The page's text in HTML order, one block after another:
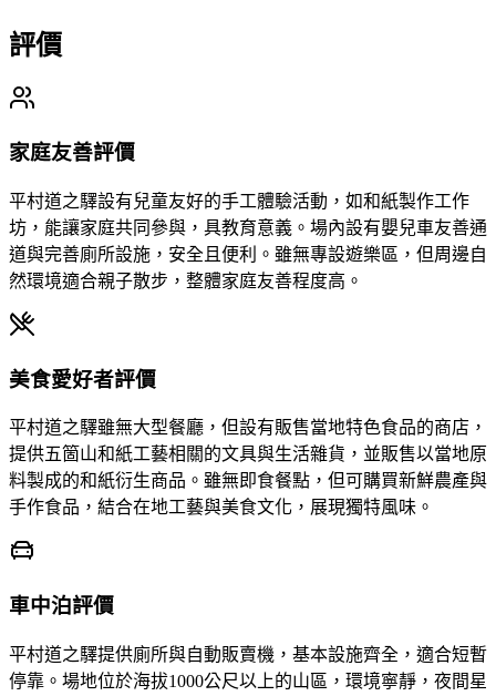
評價
家庭友善評價
平村道之驛設有兒童友好的手工體驗活動，如和紙製作工作
坊，能讓家庭共同參與，具教育意義。場內設有嬰兒車友善通
道與完善廁所設施，安全且便利。雖無專設遊樂區，但周邊自
然環境適合親子散步，整體家庭友善程度高。
美食愛好者評價
平村道之驛雖無大型餐廳，但設有販售當地特色食品的商店，
提供五箇山和紙工藝相關的文具與生活雜貨，並販售以當地原
料製成的和紙衍生商品。雖無即食餐點，但可購買新鮮農產與
手作食品，結合在地工藝與美食文化，展現獨特風味。
車中泊評價
平村道之驛提供廁所與自動販賣機，基本設施齊全，適合短暫
停靠。場地位於海拔1000公尺以上的山區，環境寧靜，夜間星